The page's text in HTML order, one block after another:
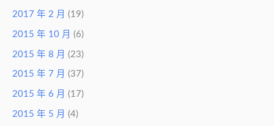
2017 年 2 月 (19)
2015 年 10 月 (6)
2015 年 8 月 (23)
2015 年 7 月 (37)
2015 年 6 月 (17)
2015 年 5 月 (4)